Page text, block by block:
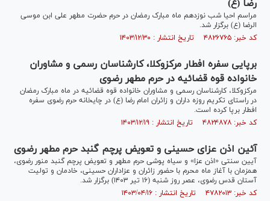
رضا (ع)
مراسم احیا شب نوزدهم ماه مبارک رمضان در حرم حضرت مطهر علی ابن موسی
الرضا (ع) برگزار شد.
کد خبر: ۴۸۲۶۷۶۵ تاریخ انتشار : ۱۴۰۳/۱۲/۳۰
برپایی سفره افطار مرکزوکلا، کارشناسان رسمی و مشاوران
خانواده قوه قضائیه در حرم مطهر رضوی
مرکزوکلا، کارشناسان رسمی و مشاوران خانواده قوه قضائیه در ماه مبارک رمضان
در راستای تکریم روزه داران و زائران امام رضا (ع) در چایخانه حرم رضوی سفره
افطار برپا کرده است.
کد خبر: ۴۸۲۴۸۷۸ تاریخ انتشار : ۱۴۰۳/۱۲/۱۹
آئین اذن عزای حسینی و تعویض پرچم گنبد حرم مطهر رضوی
آیین سنتی «اذن عزا» و سیاه پوشی حرم مطهر و تعویض پرچم گنبد منور رضوی،
همزمان با آغاز ماه محرم با حضور زائران و عزاداران حسینی، خادمان و تولیت
آستان قدس رضوی، عصر روز شنبه (۱۶ تیر ۱۴۰۳) برگزار شد.
کد خبر: ۴۷۸۲۰۱۳ تاریخ انتشار : ۱۴۰۳/۰۴/۱۶